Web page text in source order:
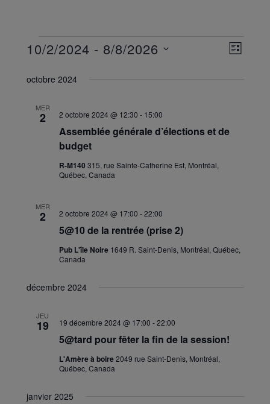
Évènements LISTE
10/2/2024 - 8/8/2026
une
octobre 2024
MER
2
Assemblée générale d’élections et de
budget
2 octobre 2024 @ 12:30 - 15:00
R-M140 315, rue Sainte-Catherine Est, Montréal,
Québec, Canada
MER
2
5@10 de la rentrée (prise 2)
2 octobre 2024 @ 17:00 -22:00
Pub L'île Noire 1649 R. Saint-Denis, Montréal, Québec,
Canada
décembre 2024
JEU
19
5@tard pour fêter la fin de la session!
19 décembre 2024 @ 17:00 -22:00
L'Amère à boire2049 rue Saint-Denis, Montréal,
Québec, Canada
janvier 2025